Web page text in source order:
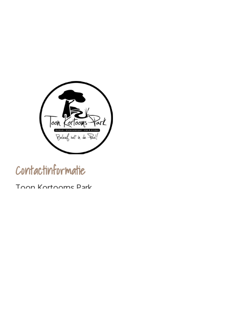
Contactinformatie
Toon Kortooms Park